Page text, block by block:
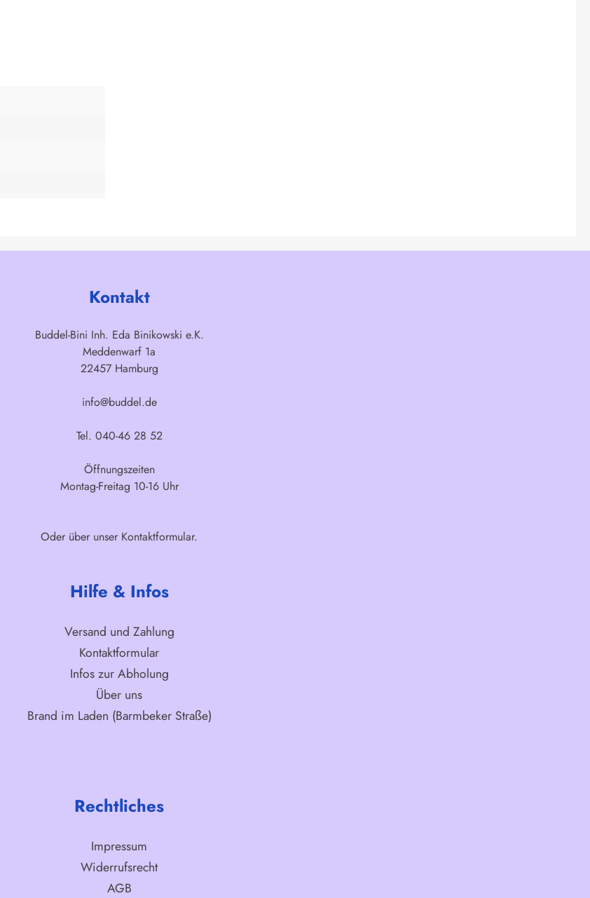
Kontakt
Buddel-Bini Inh. Eda Binikowski e.K.
Meddenwarf 1a
22457 Hamburg
info@buddel.de
Tel. 040-46 28 52
Öffnungszeiten
Montag-Freitag 10-16 Uhr
Oder über unser Kontaktformular.
Hilfe & Infos
Versand und Zahlung
Kontaktformular
Infos zur Abholung
Über uns
Brand im Laden (Barmbeker Straße)
Rechtliches
Impressum
Widerrufsrecht
AGB